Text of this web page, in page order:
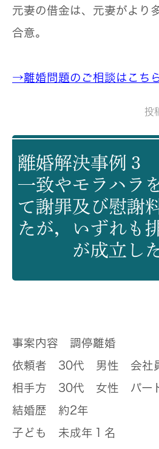
元妻の借金は、元妻がより
合意。
→離婚問題のご相談はこち
投
離婚解決事例３
一致やモラハラ
て謝罪及び慰謝
たが，いずれも
が成立し
事案内容 調停離婚
依頼者 30代 男性 会社
相手方 30代 女性 パート
結婚歴 約2年
子ども 未成年１名